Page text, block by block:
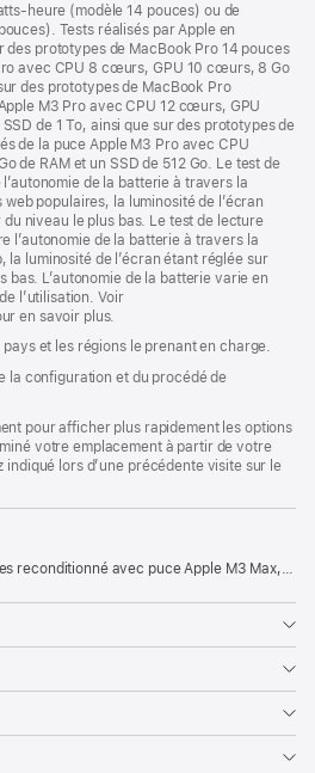
heure (modèle 14 pouces) ou de
Tests réalisés par Apple en
prototypes de MacBook Pro 14 pouces
avec CPU 8 cœurs, GPU 10 cœurs, 8 Go
des prototypes de MacBook Pro
M3 Pro avec CPU 12 cœurs, GPU
de 1 To, ainsi que sur des prototypes de
de la puce Apple M3 Pro avec CPU
de RAM et un SSD de 512 Go. Le test de
de la batterie à travers la
populaires, la luminosité de l’écran
niveau le plus bas. Le test de lecture
l’autonomie de la batterie à travers la
la luminosité de l’écran étant réglée sur
L’autonomie de la batterie varie en
l’utilisation. Voir
en savoir plus.
et les régions le prenant en charge.
la configuration et du procédé de
pour afficher plus rapidement les options
votre emplacement à partir de votre
indiqué lors d’une précédente visite sur le
avec puce Apple M3 Max, CPU 16 cœurs et GPU 40 cœurs - Argent